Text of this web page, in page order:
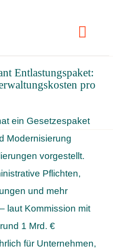
Entlastungspaket:
pro
ein Gesetzespaket
Modernisierung
vorgestellt.
Pflichten,
und mehr
laut Kommission mit
1 Mrd. €
für Unternehmen,